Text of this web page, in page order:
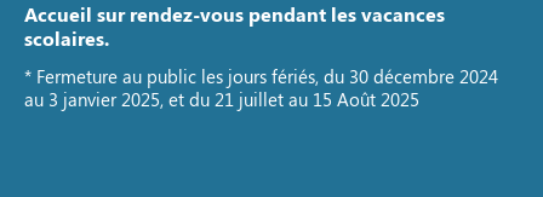
Accueil sur rendez-vous pendant les vacances
scolaires.
* Fermeture au public les jours fériés, du 30 décembre 2024
au 3 janvier 2025, et du 21 juillet au 15 Août 2025